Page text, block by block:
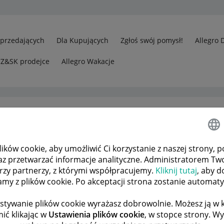
cookie, aby umożliwić Ci korzystanie z naszej strony,
przetwarzać informacje analityczne. Administratorem
partnerzy, z którymi współpracujemy. Kliknij tutaj, aby
z plików cookie. Po akceptacji strona zostanie
plików cookie wyrażasz dobrowolnie. Możesz ją w
klikając wUstawienia plików cookie, w stopce strony.
Dla Kupujących Zgłoś swój pomysł! Allegro
prodejce Allegro Wakacje
Odp.: Upomnienie
POPRZEDNIA NASTĘPNA